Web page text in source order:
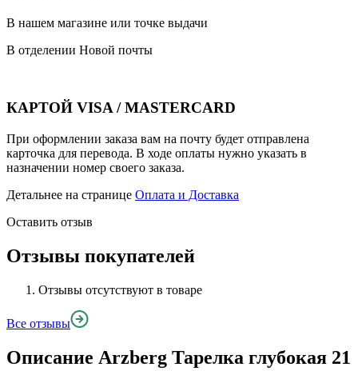
В нашем магазине или точке выдачи
В отделении Новой почты
КАРТОЙ VISA / MASTERCARD
При оформлении заказа вам на почту будет отправлена
карточка для перевода. В ходе оплаты нужно указать в
назначении номер своего заказа.
Детальнее на странице Оплата и Доставка
Оставить отзыв
Отзывы покупателей
Отзывы отсутствуют в товаре
Все отзывы
Описание Arzberg Тарелка глубокая 21